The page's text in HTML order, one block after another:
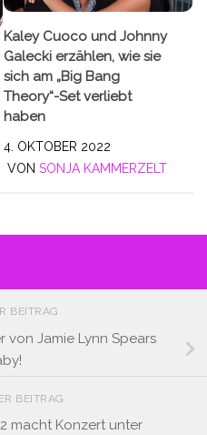
Kaley Cuoco und Johnny
Galecki erzählen, wie sie
sich am „Big Bang
Theory“-Set verliebt
haben
4. OKTOBER 2022
VON SONJA KAMMERZELT
BEITRAG
von Jamie Lynn Spears
BEITRAG
macht Konzert unter